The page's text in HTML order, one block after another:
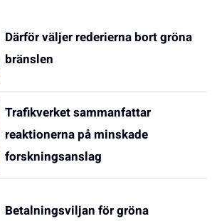
Därför väljer rederierna bort gröna
bränslen
Trafikverket sammanfattar
reaktionerna på minskade
forskningsanslag
Betalningsviljan för gröna